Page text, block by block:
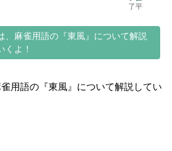
了平
、麻雀用語の『東風』について解説
くよ！
用語の『東風』について解説してい